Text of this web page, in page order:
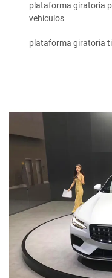
plataforma giratoria
vehículos
plataforma giratoria